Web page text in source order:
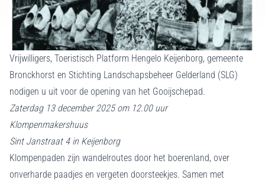
Vrijwilligers, Toeristisch Platform Hengelo Keijenborg, gemeente
Bronckhorst en Stichting Landschapsbeheer Gelderland (SLG)
nodigen u uit voor de opening van het Gooijschepad.
Zaterdag 13 december 2025 om 12.00 uur
Klompenmakershuus
Sint Janstraat 4 in Keijenborg
Klompenpaden zijn wandelroutes door het boerenland, over
onverharde paadjes en vergeten doorsteekjes. Samen met